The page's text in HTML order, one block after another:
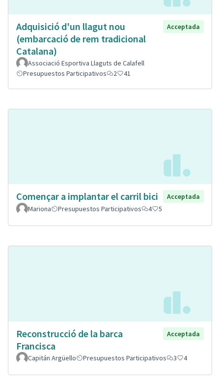
Adquisició d'un llagut nou
(embarcació de rem tradicional
Catalana)
Acceptada
Associació Esportiva Llaguts de Calafell
Presupuestos Participativos
2 41
Començar a implantar el carril bici
Acceptada
Mariona
Presupuestos Participativos 4 5
Reconstrucció de la barca
Francisca
Acceptada
Capitán Argüello Presupuestos Participativos 3 4